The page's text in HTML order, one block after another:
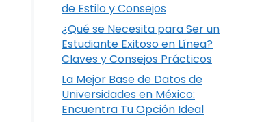
de Estilo y Consejos
¿Qué se Necesita para Ser un
Estudiante Exitoso en Línea?
Claves y Consejos Prácticos
La Mejor Base de Datos de
Universidades en México:
Encuentra Tu Opción Ideal